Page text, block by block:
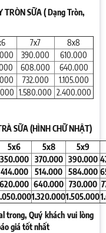
TRÒN SỮA ( Dạng Tròn,
7x7
8x8
390.000
610.000
608.000
640.000
732.000
1.105.000
1.580.000 2.400.000
SỮA (HÌNH CHỮ NHẬT)
5x6 5x8
5x9
350.000 370.000 390.000
414.000 514.000 584.000
620.000 640.000 730.000
1.320.0001.505.000
trong, Quý khách vui lòng
giá tốt nhất